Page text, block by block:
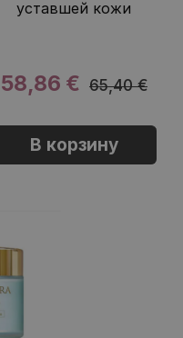
уставшей кожи
58,86 € 65,40 €
В корзину